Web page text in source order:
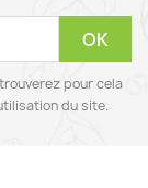
pour cela
du site.